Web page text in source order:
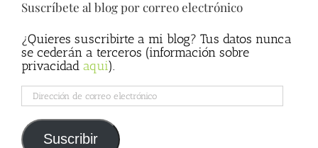
Suscríbete al blog por correo electrónico
¿Quieres suscribirte a mi blog? Tus datos nunca
se cederán a terceros (información sobre
privacidad aqui).
Dirección
de
correo
electrónico
Suscribir